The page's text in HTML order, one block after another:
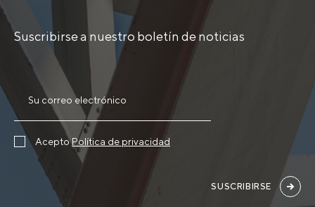
Suscribirse a nuestro boletín de noticias
AceptoPolítica de privacidad
SUSCRIBIRSE